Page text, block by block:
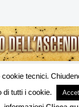
© 2026. All right
tecnici.
di tutti i cookie.
sul nostro